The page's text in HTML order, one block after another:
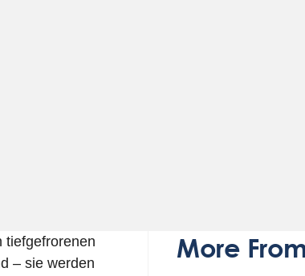
tiefgefrorenen
– sie werden
More